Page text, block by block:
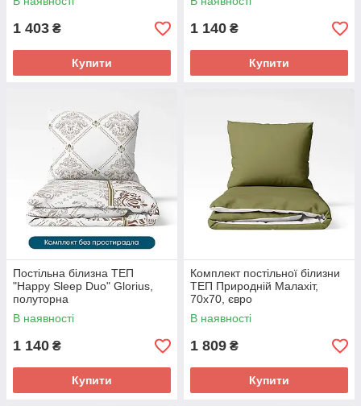
1 403 ₴
Купити
1 140 ₴
Купити
Постільна білизна ТЕП
"Happy Sleep Duo" Glorius,
полуторна
В наявності
1 140 ₴
Купити
Комплект постільної білизни
ТЕП Природній Малахіт,
70x70, євро
В наявності
1 809 ₴
Купити